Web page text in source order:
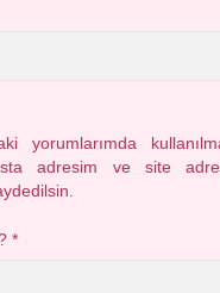
yorumlarımda
adresim ve site
*